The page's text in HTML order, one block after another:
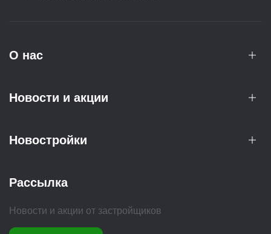
О нас
Новости и акции
Новостройки
Рассылка
Новости и акции от застройщиков